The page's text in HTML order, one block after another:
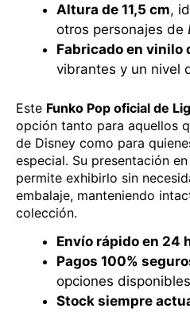
Altura de 11,5 cm,
otros personajes de
Fabricado en vinilo
vibrantes y un nivel
Este Funko Pop oficial de
opción tanto para aquellos
de Disney como para
especial. Su presentación
permite exhibirlo sin
embalaje, manteniendo
colección.
Envío rápido en 24
Pagos 100%
opciones
Stock siempre